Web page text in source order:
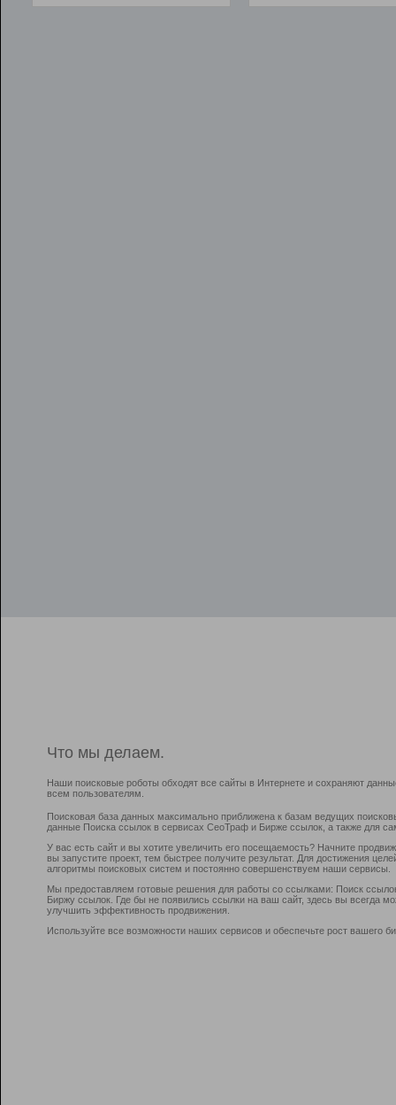
Что мы делаем.
Наши поисковые роботы обходят все сайты в Интернете и сохраняют
всем пользователям.
Поисковая база данных максимально приближена к базам ведущих
данные Поиска ссылок в сервисах СеоТраф и Бирже ссылок, а также для
У вас есть сайт и вы хотите увеличить его посещаемость? Начните
вы запустите проект, тем быстрее получите результат. Для достижения
алгоритмы поисковых систем и постоянно совершенствуем наши сервисы.
Мы предоставляем готовые решения для работы со ссылками: Поиск
Биржу ссылок. Где бы не появились ссылки на ваш сайт, здесь вы всегда
улучшить эффективность продвижения.
Используйте все возможности наших сервисов и обеспечьте рост вашего